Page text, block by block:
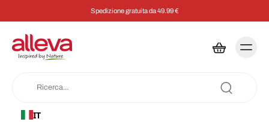
Spedizione gratuita da 49.99 €
IT